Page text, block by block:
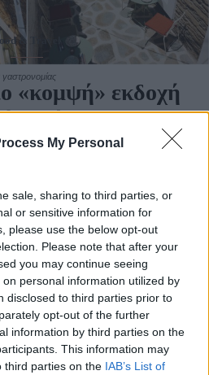
My Personal
sale, sharing to third parties, or
or sensitive information for
please use the below opt-out
Please note that after your
you may continue seeing
personal information utilized by
disclosed to third parties prior to
opt-out of the further
information by third parties on the
This information may
third parties on the IAB’s List of
& Travel
«κομψή» εκδοχή
μεζέ στην Άνδρο
2026, 14:44
στοπανέμορφο